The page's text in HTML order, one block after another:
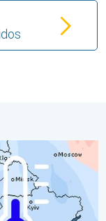
. .